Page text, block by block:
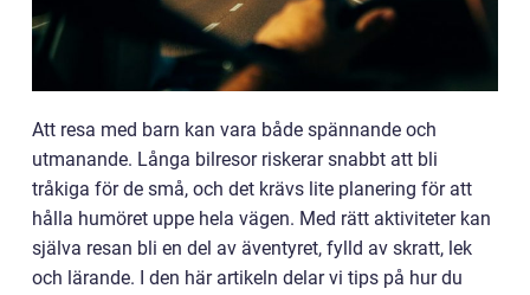
Att resa med barn kan vara både spännande och
utmanande. Långa bilresor riskerar snabbt att bli
tråkiga för de små, och det krävs lite planering för att
hålla humöret uppe hela vägen. Med rätt aktiviteter kan
själva resan bli en del av äventyret, fylld av skratt, lek
och lärande. I den här artikeln delar vi tips på hur du